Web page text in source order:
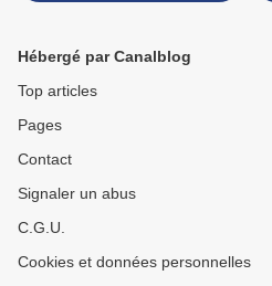
Hébergé par Canalblog
Top articles
Pages
Contact
Signaler un abus
C.G.U.
Cookies et données personnelles